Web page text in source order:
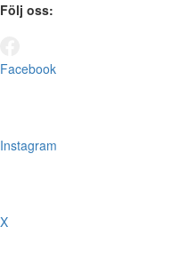
Följ oss:
Facebook
Instagram
X